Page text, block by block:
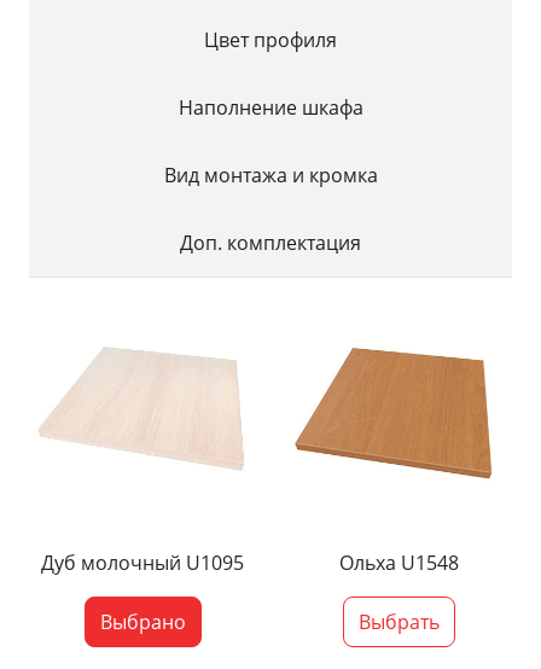
Цвет профиля
Наполнение шкафа
Вид монтажа и кромка
Доп. комплектация
Дуб молочный U1095
Выбрано
Ольха U1548
Выбрать